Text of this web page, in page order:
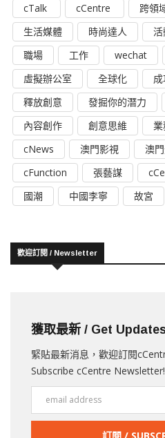
cTalk
cCentre 跨領
生活媒體
時尚達人
職場
工作 wechat
虛擬辦公室
全球化
釋放創意
發掘你的潛力
內容創作
創意思維
cNews
澳門影視 澳
cFunction
張藝謀
國潮
中國李寧 故宮
歡迎訂閱 / Newsletter
獲取最新 / Get
緊貼最新消息，歡迎訂閱
Subscribe cCentre Newsletter!